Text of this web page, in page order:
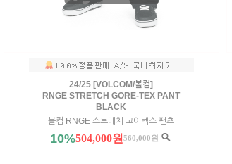
24/25 [VOLCOM/볼컴]
RNGE STRETCH GORE-TEX PANT
BLACK
볼컴 RNGE 스트레치 고어텍스 팬츠
10%504,000원 560,000원